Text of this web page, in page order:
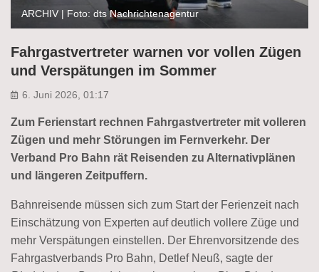
ARCHIV | Foto: dts Nachrichtenagentur
Fahrgastvertreter warnen vor vollen Zügen
und Verspätungen im Sommer
6. Juni 2026, 01:17
Zum Ferienstart rechnen Fahrgastvertreter mit volleren
Zügen und mehr Störungen im Fernverkehr. Der
Verband Pro Bahn rät Reisenden zu Alternativplänen
und längeren Zeitpuffern.
Bahnreisende müssen sich zum Start der Ferienzeit nach
Einschätzung von Experten auf deutlich vollere Züge und
mehr Verspätungen einstellen. Der Ehrenvorsitzende des
Fahrgastverbands Pro Bahn, Detlef Neuß, sagte der